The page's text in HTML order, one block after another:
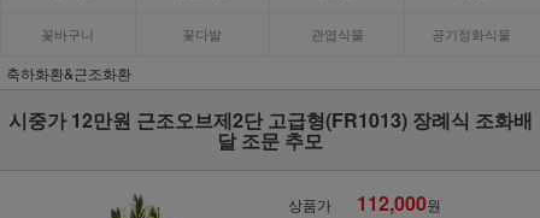
꽃바구니 꽃다발 관엽식물 공기정화식물
축하화환&근조화환
시중가 12만원 근조오브제2단 고급형(FR1013) 장례식 조화배
달 조문 추모
상품가 112,000원